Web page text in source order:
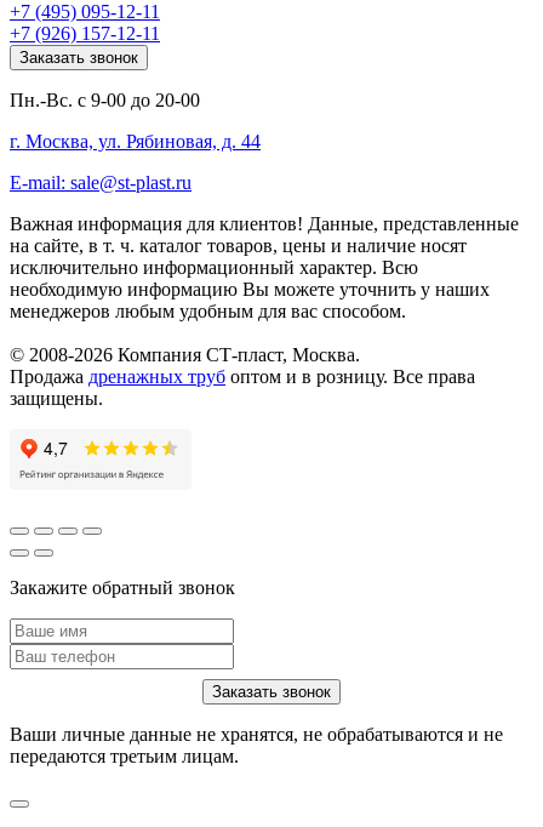
+7 (495) 095-12-11
+7 (926) 157-12-11
Заказать звонок
Пн.-Вс. с 9-00 до 20-00
г. Москва, ул. Рябиновая, д. 44
E-mail: sale@st-plast.ru
Важная информация для клиентов! Данные, представленные
на сайте, в т. ч. каталог товаров, цены и наличие носят
исключительно информационный характер. Всю
необходимую информацию Вы можете уточнить у наших
менеджеров любым удобным для вас способом.
© 2008-2026 Компания СТ-пласт, Москва.
Продажа дренажных труб оптом и в розницу. Все права
защищены.
Закажите обратный звонок
Ваши личные данные не хранятся, не обрабатываются и не
передаются третьим лицам.